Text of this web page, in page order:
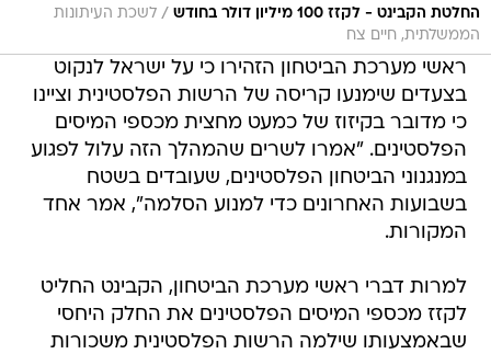
החלטת הקבינט - לקזז 100 מיליון דולר בחודש / לשכת העיתונות
הממשלתית, חיים צח
ראשי מערכת הביטחון הזהירו כי על ישראל לנקוט
בצעדים שימנעו קריסה של הרשות הפלסטינית וציינו
כי מדובר בקיזוז של כמעט מחצית מכספי המיסים
הפלסטינים. "אמרו לשרים שהמהלך הזה עלול לפגוע
במנגנוני הביטחון הפלסטינים, שעובדים בשטח
בשבועות האחרונים כדי למנוע הסלמה", אמר אחד
המקורות.
למרות דברי ראשי מערכת הביטחון, הקבינט החליט
לקזז מכספי המיסים הפלסטינים את החלק היחסי
שבאמצעותו שילמה הרשות הפלסטינית משכורות